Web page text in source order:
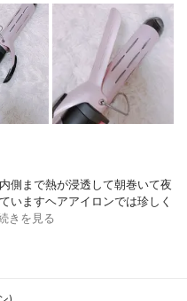
側まで熱が浸透して朝巻いて夜
いますヘアアイロンでは珍しく
きを見る